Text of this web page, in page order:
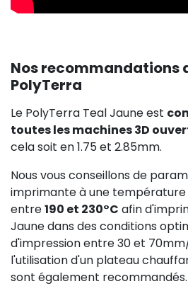
Nos recommandations
PolyTerra
Le PolyTerra Teal Jaune est
toutes les machines 3D
cela soit en 1.75 et 2.85mm.
Nous vous conseillons de
imprimante à une
entre190 et 230°C afin
Jaune dans des conditions
d'impression entre 30 et
l'utilisation d'un plateau
sont également recommandés.